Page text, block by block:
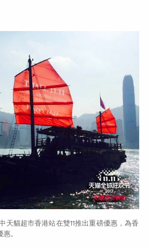
天貓超市香港站在雙11推出重磅優惠，為香
。